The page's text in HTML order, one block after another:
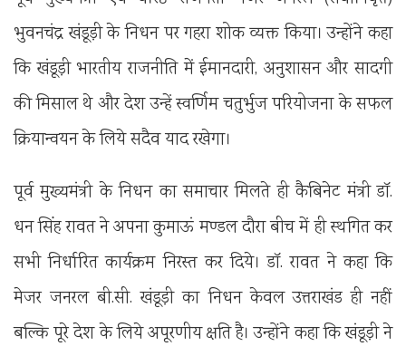
भुवनचंद्र खंडूड़ी के निधन पर गहरा शोक व्यक्त किया। उन्होंने कहा
कि खंडूड़ी भारतीय राजनीति में ईमानदारी, अनुशासन और सादगी
की मिसाल थे और देश उन्हें स्वर्णिम चतुर्भुज परियोजना के सफल
क्रियान्वयन के लिये सदैव याद रखेगा।
पूर्व मुख्यमंत्री के निधन का समाचार मिलते ही कैबिनेट मंत्री डॉ.
धन सिंह रावत ने अपना कुमाऊं मण्डल दौरा बीच में ही स्थगित कर
सभी निर्धारित कार्यक्रम निरस्त कर दिये। डॉ. रावत ने कहा कि
मेजर जनरल बी.सी. खंडूड़ी का निधन केवल उत्तराखंड ही नहीं
बल्कि पूरे देश के लिये अपूरणीय क्षति है। उन्होंने कहा कि खंडूड़ी ने